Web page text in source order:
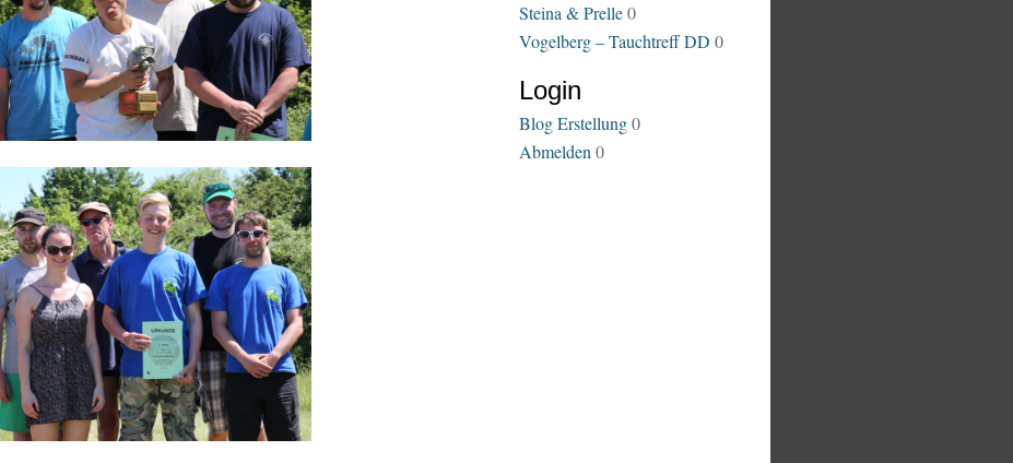
Steina & Prelle0
Vogelberg – Tauchtreff DD 0
Login
Blog Erstellung0
Abmelden 0